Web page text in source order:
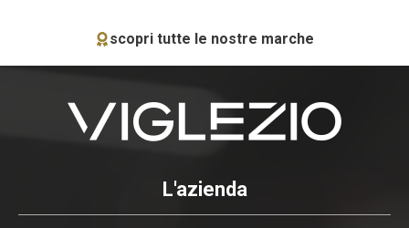
scopri tutte le nostre marche
L'azienda